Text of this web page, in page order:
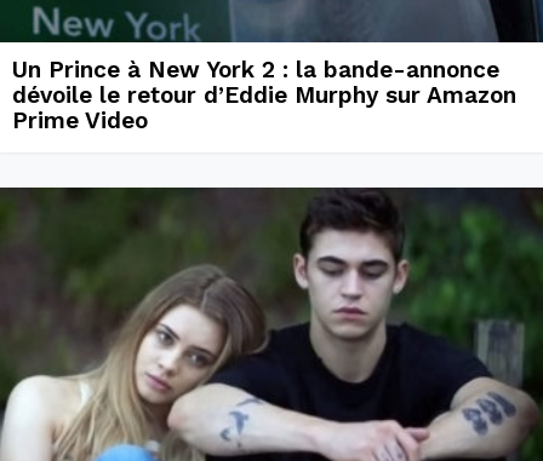
Un Prince à New York 2 : la bande-annonce
dévoile le retour d’Eddie Murphy sur Amazon
Prime Video